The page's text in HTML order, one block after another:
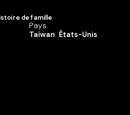
de famille
Pays
Taïwan États-Unis